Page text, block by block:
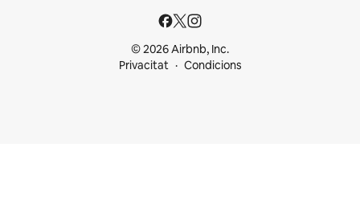
© 2026 Airbnb, Inc.
Privacitat
Condicions